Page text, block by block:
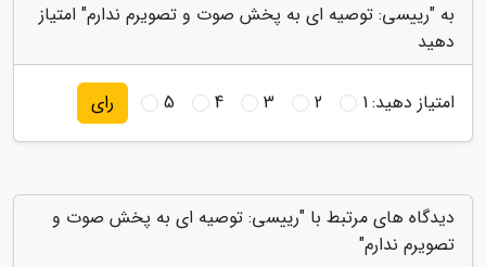
به "رییسی: توصیه ای به پخش صوت و تصویرم ندارم" امتیاز
دهید
امتیاز دهید:1
2
3
4
5 رای
دیدگاه های مرتبط با "رییسی: توصیه ای به پخش صوت و
تصویرم ندارم"